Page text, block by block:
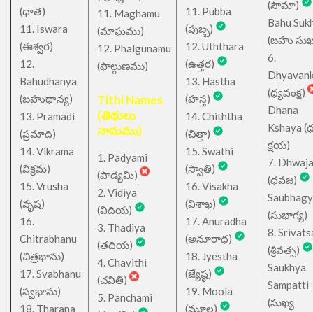
(ధాత)
11. Iswara
(ఈశ్వర)
12.
Bahudhanya
(బహుధాన్య)
13. Pramadi
(ప్రమాది)
14. Vikrama
(విక్రమ)
15. Vrusha
(వృష)
16.
Chitrabhanu
(చిత్రభాను)
17. Svabhanu
(స్వభాను)
18. Tharana
11. Maghamu
(మాఘము)
12. Phalgunamu
(ఫాల్గుణము)
Tithi Names
(తిథులు
నామము)
1. Padyami
(పాడ్యమి)
2. Vidiya
(విదియ)
3. Thadiya
(తదియ)
4. Chavithi
(చవితి)
5. Panchami
11. Pubba
(పుబ్బ)
12. Uththara
(ఉత్తర)
13. Hastha
(హస్త)
14. Chiththa
(చిత్తా)
15. Swathi
(స్వాతి)
16. Visakha
(విశాఖ)
17. Anuradha
(అనూరాధ)
18. Jyestha
(జ్యేష్ఠ)
19. Moola
(మూల)
(సౌమా)
Bahu
(బహు
6.
(ధ్యవంక్ష)
Dhana
Kshaya
క్షయ)
7. Dhwaja
(ధవజ)
(సుభాగ్య)
8.
(శ్రీవత్స)
Saukhya
Sampatti
(సుఖ్య